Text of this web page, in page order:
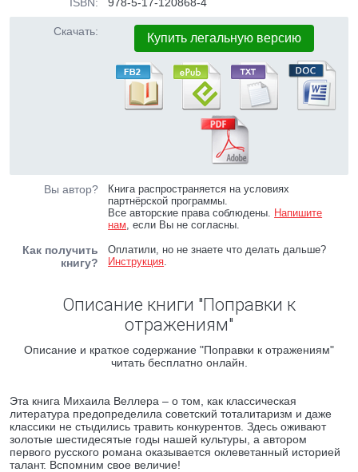
Скачать: Купить легальную версию
Вы автор?
Книга распространяется на условиях
партнёрской программы.
Все авторские права соблюдены. Напишите
нам, если Вы не согласны.
Как получить
книгу?
Оплатили, но не знаете что делать дальше?
Инструкция.
Описание книги "Поправки к
отражениям"
Описание и краткое содержание "Поправки к отражениям"
читать бесплатно онлайн.
Эта книга Михаила Веллера – о том, как классическая
литература предопределила советский тоталитаризм и даже
классики не стыдились травить конкурентов. Здесь оживают
золотые шестидесятые годы нашей культуры, а автором
первого русского романа оказывается оклеветанный историей
талант. Вспомним свое величие!